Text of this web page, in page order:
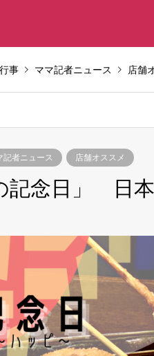
事 ママ記者ニュース 店舗
記者ニュース 店舗オススメ
記念日」 日